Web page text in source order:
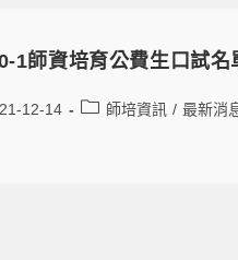
1師資培育公費生口試名
12-14 師培資訊 / 最新消